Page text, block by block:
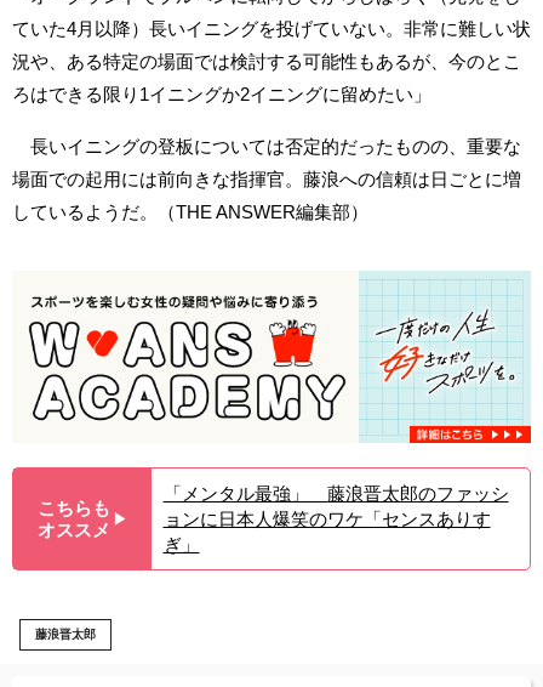
ていた4月以降）長いイニングを投げていない。非常に難しい状
況や、ある特定の場面では検討する可能性もあるが、今のとこ
ろはできる限り1イニングか2イニングに留めたい」
長いイニングの登板については否定的だったものの、重要な
場面での起用には前向きな指揮官。藤浪への信頼は日ごとに増
しているようだ。（THE ANSWER編集部）
こちらも
オススメ ▶︎
「メンタル最強」 藤浪晋太郎のファッシ
ョンに日本人爆笑のワケ「センスありす
ぎ」
藤浪晋太郎